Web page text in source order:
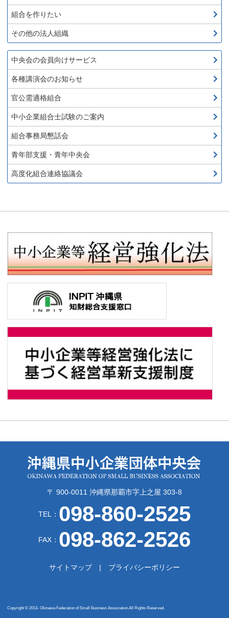
組合を作りたい
その他の法人組織
中央会の会員向けサービス
各種講演会のお知らせ
官公需適格組合
中小企業組合士試験のご案内
組合事務局懇話会
青年部支援・青年中央会
高度化組合連絡協議会
〒 900-0011 沖縄県那覇市字上之屋 303-8
TEL： 098-860-2525
FAX： 098-862-2526
サイトマップ プライバシーポリシー
Copyright © 2013- Okinawa Federation of Small Business Association.All Rights Reserved.